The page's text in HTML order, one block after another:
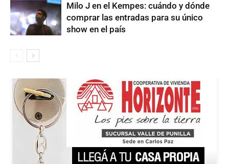
Milo J en el Kempes: cuándo y dónde
comprar las entradas para su único
show en el país